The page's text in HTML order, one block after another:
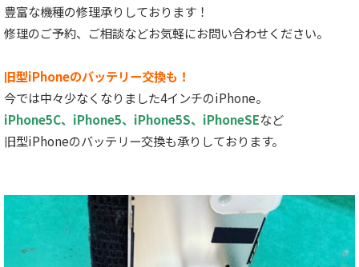
豊富な機種の修理承りしております！
修理のご予約、ご相談などお気軽にお問い合わせください。
旧型iPhoneのバッテリー交換も！
今では中々少なくなりました4インチのiPhone。
iPhone5C、iPhone5、iPhone5S、iPhoneSEなど
旧型iPhoneのバッテリー交換も承りしております。